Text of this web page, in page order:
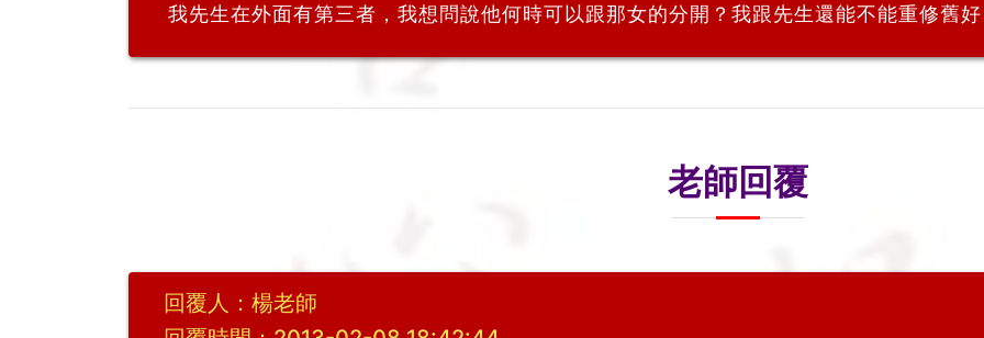
我先生在外面有第三者，我想問說他何時可以跟那女的分開？我跟先生還能不能重修舊
老師回覆
回覆人：楊老師